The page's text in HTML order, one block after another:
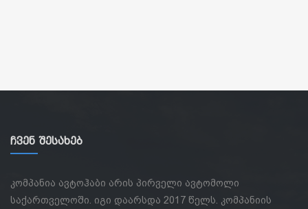
Ჩვენ Შესახებ
კომპანია ავტოჰაბი არის პირველი ავტომოლი
საქართველოში. იგი დაარსდა 2017 წელს. კომპანიის